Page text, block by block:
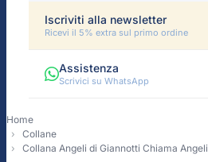
Iscriviti alla newsletter
Ricevi il 5% extra sul primo ordine
Assistenza
Scrivici su WhatsApp
Home
Collane
Collana Angeli di Giannotti Chiama Angeli